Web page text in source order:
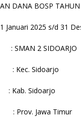
DANA BOSP
Januari 2025 s/d 31
2 SIDOARJO
Sidoarjo
Sidoarjo
Jawa Timur